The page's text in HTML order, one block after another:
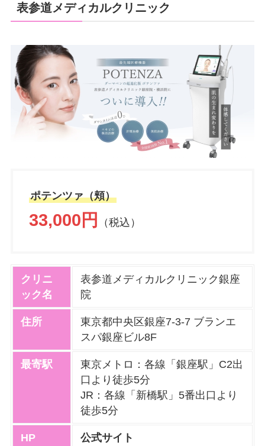
表参道メディカルクリニック
ポテンツァ（頬）
33,000円 （税込）
クリニ
ック名
表参道メディカルクリニック銀座
院
住所
東京都中央区銀座7-3-7 ブランエ
スパ銀座ビル8F
最寄駅
東京メトロ：各線「銀座駅」C2出
口より徒歩5分
JR：各線「新橋駅」5番出口より
徒歩5分
HP 公式サイト